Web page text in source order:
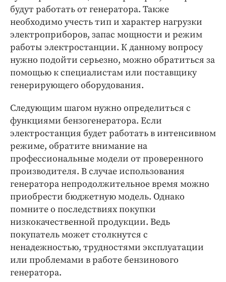
будут работать от генератора. Также
необходимо учесть тип и характер нагрузки
электроприборов, запас мощности и режим
работы электростанции. К данному вопросу
нужно подойти серьезно, можно обратиться за
помощью к специалистам или поставщику
генерирующего оборудования.
Следующим шагом нужно определиться с
функциями бензогенератора. Если
электростанция будет работать в интенсивном
режиме, обратите внимание на
профессиональные модели от проверенного
производителя. В случае использования
генератора непродолжительное время можно
приобрести бюджетную модель. Однако
помните о последствиях покупки
низкокачественной продукции. Ведь
покупатель может столкнутся с
ненадежностью, трудностями эксплуатации
или проблемами в работе бензинового
генератора.